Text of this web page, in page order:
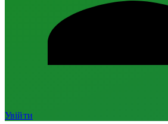
Увійти